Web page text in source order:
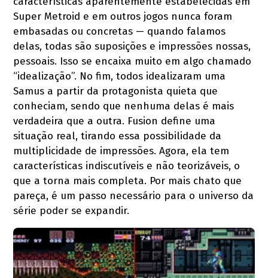
Super Metroid e em outros jogos nunca foram
embasadas ou concretas — quando falamos
delas, todas são suposições e impressões nossas,
pessoais. Isso se encaixa muito em algo chamado
“idealização”. No fim, todos idealizaram uma
Samus a partir da protagonista quieta que
conheciam, sendo que nenhuma delas é mais
verdadeira que a outra. Fusion define uma
situação real, tirando essa possibilidade da
multiplicidade de impressões. Agora, ela tem
características indiscutíveis e não teorizáveis, o
que a torna mais completa. Por mais chato que
pareça, é um passo necessário para o universo da
série poder se expandir.